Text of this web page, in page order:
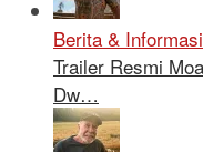
Berita & Informasi
Trailer Resmi
Dw…